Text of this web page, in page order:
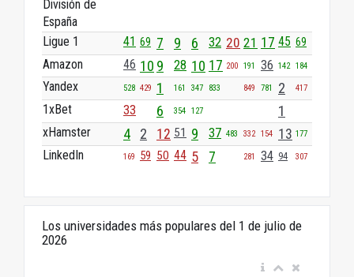
División de
España
Ligue 1 41 69 7 9 6 32 20 21 17 45 69
Amazon 46 10 9 28 10 17 200 191 36 142 184
Yandex 528 429 1 161 347 833 849 781 2 417
1xBet 33 6 354 127 1
xHamster 4 2 12 51 9 37 483 332 154 13 177
LinkedIn 169 59 50 44 5 7 281 34 94 307
Los universidades más populares del 1 de julio de
2026